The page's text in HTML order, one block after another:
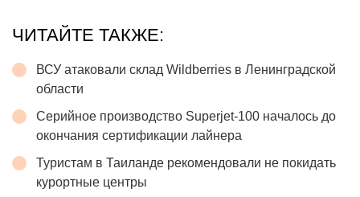
ЧИТАЙТЕ ТАКЖЕ:
ВСУ атаковали склад Wildberries в Ленинградской
области
Серийное производство Superjet-100 началось до
окончания сертификации лайнера
Туристам в Таиланде рекомендовали не покидать
курортные центры